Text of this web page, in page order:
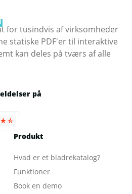
for tusindvis af virksomheder
statiske PDF'er til interaktive
kan deles på tværs af alle
på
Produkt
Hvad er et bladrekatalog?
Funktioner
Book en demo